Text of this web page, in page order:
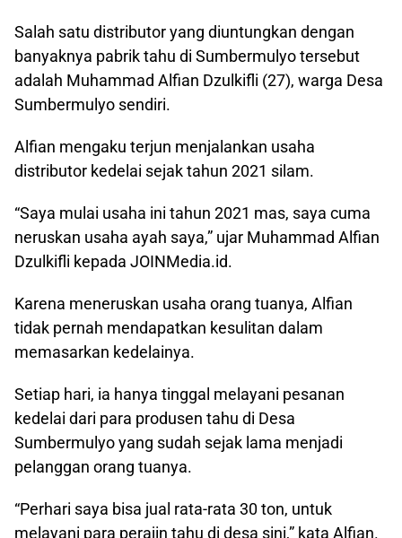
Salah satu distributor yang diuntungkan dengan
banyaknya pabrik tahu di Sumbermulyo tersebut
adalah Muhammad Alfian Dzulkifli (27), warga Desa
Sumbermulyo sendiri.
Alfian mengaku terjun menjalankan usaha
distributor kedelai sejak tahun 2021 silam.
“Saya mulai usaha ini tahun 2021 mas, saya cuma
neruskan usaha ayah saya,” ujar Muhammad Alfian
Dzulkifli kepada JOINMedia.id.
Karena meneruskan usaha orang tuanya, Alfian
tidak pernah mendapatkan kesulitan dalam
memasarkan kedelainya.
Setiap hari, ia hanya tinggal melayani pesanan
kedelai dari para produsen tahu di Desa
Sumbermulyo yang sudah sejak lama menjadi
pelanggan orang tuanya.
“Perhari saya bisa jual rata-rata 30 ton, untuk
melayani para perajin tahu di desa sini,” kata Alfian.